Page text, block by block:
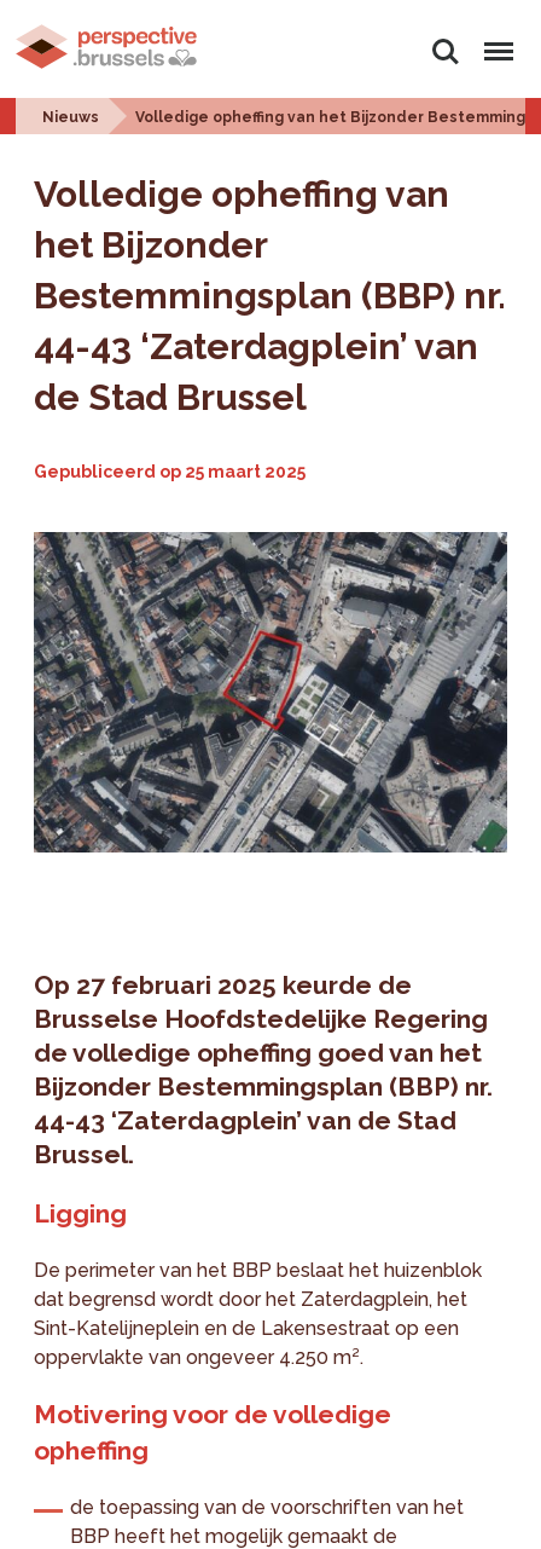
Zoeken Menu
Nieuws Volledige opheffing van het Bijzonder
Volledige opheffing van
het Bijzonder
Bestemmingsplan (BBP) nr.
44-43 ‘Zaterdagplein’ van
de Stad Brussel
Gepubliceerd op 25 maart 2025
Op 27 februari 2025 keurde de
Brusselse Hoofdstedelijke Regering
de volledige opheffing goed van het
Bijzonder Bestemmingsplan (BBP) nr.
44-43 ‘Zaterdagplein’ van de Stad
Brussel.
Ligging
De perimeter van het BBP beslaat het huizenblok
dat begrensd wordt door het Zaterdagplein, het
Sint-Katelijneplein en de Lakensestraat op een
oppervlakte van ongeveer 4.250 m².
Motivering voor de volledige
opheffing
de toepassing van de voorschriften van het
BBP heeft het mogelijk gemaakt de